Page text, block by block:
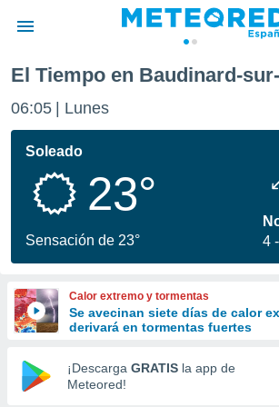
de
por
que se
calidad.
a este
las
y
forma
digital
basada
El Tiempo en Baudinard-
06:05 Lunes
Soleado
23°
Sensación de 23°
4
Calor extremo y tormentas
Se avecinan siete días de calor
derivará en tormentas fuertes
¡Descarga GRATIS la app de
Meteored!